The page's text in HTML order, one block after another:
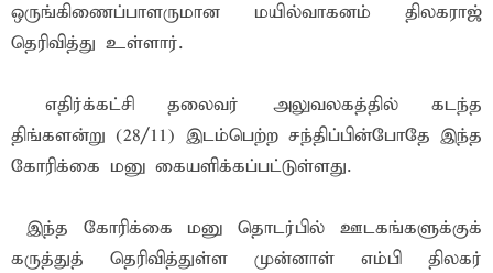
ஒருங்கிணைப்பாளருமான மயில்வாகனம் திலகராஜ்
தெரிவித்து உள்ளார்.
எதிர்க்கட்சி தலைவர் அலுவலகத்தில் கடந்த
திங்களன்று (28/11) இடம்பெற்ற சந்திப்பின்போதே இந்த
கோரிக்கை மனு கையளிக்கப்பட்டுள்ளது.
இந்த கோரிக்கை மனு தொடர்பில் ஊடகங்களுக்குக்
கருத்துத் தெரிவித்துள்ள முன்னாள் எம்பி திலகர்